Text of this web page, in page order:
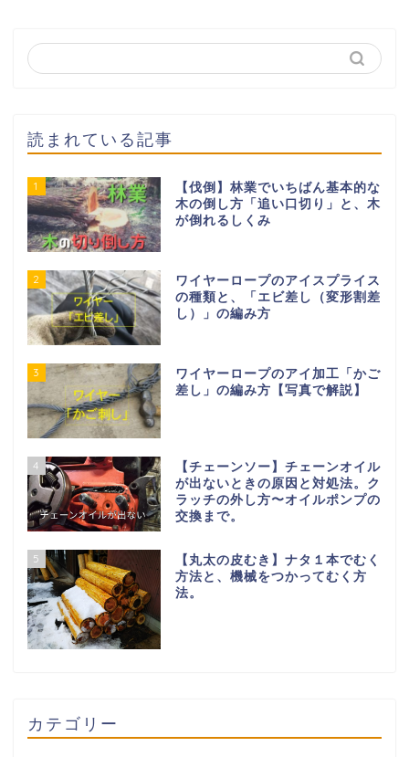
読まれている記事
1
【伐倒】林業でいちばん基本的な
木の倒し方「追い口切り」と、木
が倒れるしくみ
2
ワイヤーロープのアイスプライス
の種類と、「エビ差し（変形割差
し）」の編み方
3
ワイヤーロープのアイ加工「かご
差し」の編み方【写真で解説】
4
【チェーンソー】チェーンオイル
が出ないときの原因と対処法。ク
ラッチの外し方〜オイルポンプの
交換まで。
5
【丸太の皮むき】ナタ１本でむく
方法と、機械をつかってむく方
法。
カテゴリー